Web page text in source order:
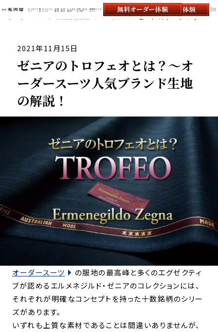
オーダースーツの銀座英國屋
オーダース
ーツ
商
品
サービスメ
ニュー
店舗
案内
会社
紹介
よくある
質問
お問い合わ
せ/予約
顧客様インタ
ビュー
コラム ゼニアのトロフェオとは？～オーダースーツ人気ブランド生地の解説！
2021年11月15日
ゼニアのトロフェオとは？～オ
ーダースーツ人気ブランド生地
の解説！
オーダースーツ
の服地の最高峰と多くのエグゼクティ
ブが認めるエルメネジルド・ゼニアのコレクションには、
それぞれが明確なコンセプトを持った十数銘柄のシリー
ズがあります。
いずれも上質な素材であることは間違いありませんが、